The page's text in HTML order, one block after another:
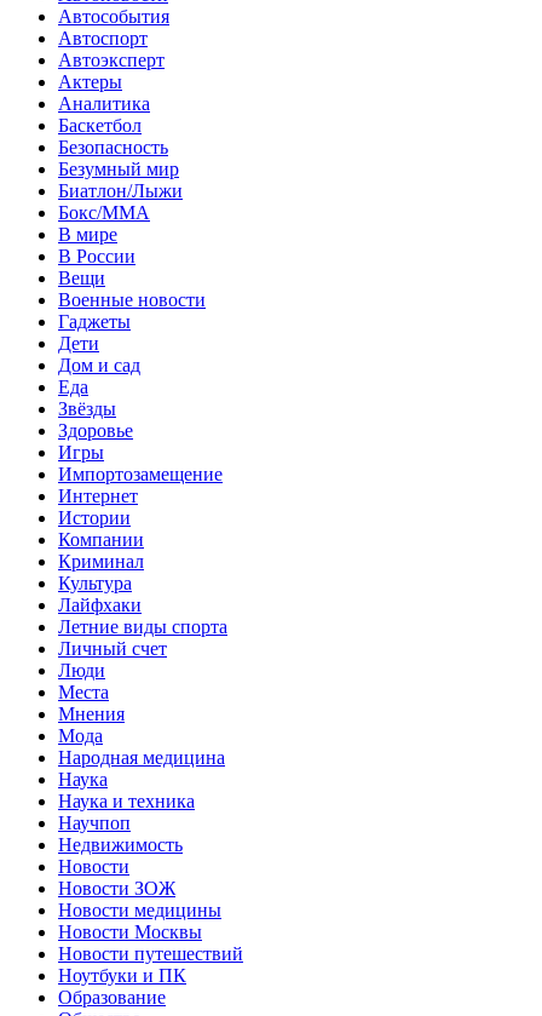
Автособытия
Автоспорт
Автоэксперт
Актеры
Аналитика
Баскетбол
Безопасность
Безумный мир
Биатлон/Лыжи
Бокс/MMA
В мире
В России
Вещи
Военные новости
Гаджеты
Дети
Дом и сад
Еда
Звёзды
Здоровье
Игры
Импортозамещение
Интернет
Истории
Компании
Криминал
Культура
Лайфхаки
Летние виды спорта
Личный счет
Люди
Места
Мнения
Мода
Народная медицина
Наука
Наука и техника
Научпоп
Недвижимость
Новости
Новости ЗОЖ
Новости медицины
Новости Москвы
Новости путешествий
Ноутбуки и ПК
Образование